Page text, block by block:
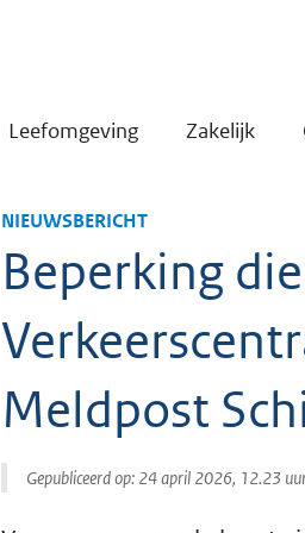
Leefomgeving Zakelijk
NIEUWSBERICHT
Beperking
Meldpost
Gepubliceerd op: 24 april 2026, 12.23